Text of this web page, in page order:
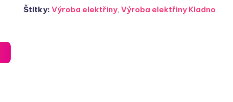
Štítky:Výroba elektřiny,Výroba elektřiny Kladno